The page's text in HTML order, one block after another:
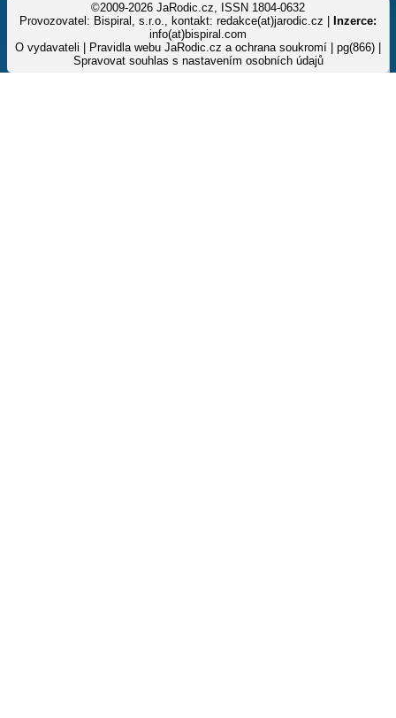
©2009-2026 JaRodic.cz, ISSN 1804-0632
Provozovatel: Bispiral, s.r.o., kontakt: redakce(at)jarodic.cz |
Inzerce:
info(at)bispiral.com
O vydavateli
Pravidla webu JaRodic.cz a ochrana soukromí | pg(866) |
Spravovat souhlas s nastavením osobních údajů